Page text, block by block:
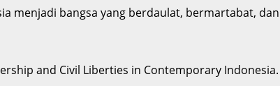
menjadi bangsa yang berdaulat, bermartabat,
and Civil Liberties in Contemporary